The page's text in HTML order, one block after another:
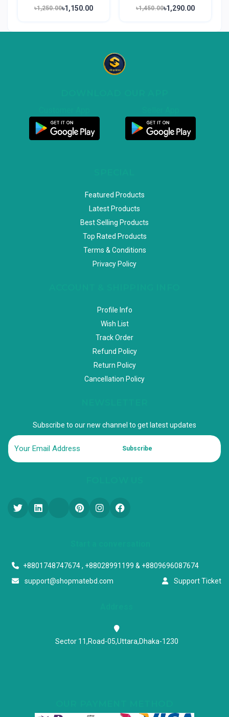
৳1,250.00৳1,150.00 ৳1,450.00৳1,290.00
Featured Products
Latest Products
Best Selling Products
Top Rated Products
Terms & Conditions
Privacy Policy
Profile Info
Wish List
Track Order
Refund Policy
Return Policy
Cancellation Policy
Subscribe to our new channel to get latest updates
Subscribe
+8801748747674 , +88028991199 & +8809696087674
support@shopmatebd.com
Support Ticket
Sector 11,Road-05,Uttara,Dhaka-1230